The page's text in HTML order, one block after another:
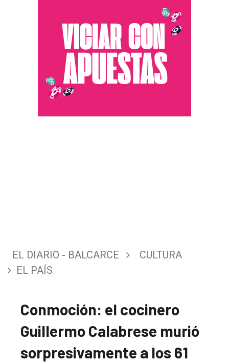
EL DIARIO - BALCARCE
CULTURA
EL PAÍS
Conmoción: el cocinero
Guillermo Calabrese murió
sorpresivamente a los 61